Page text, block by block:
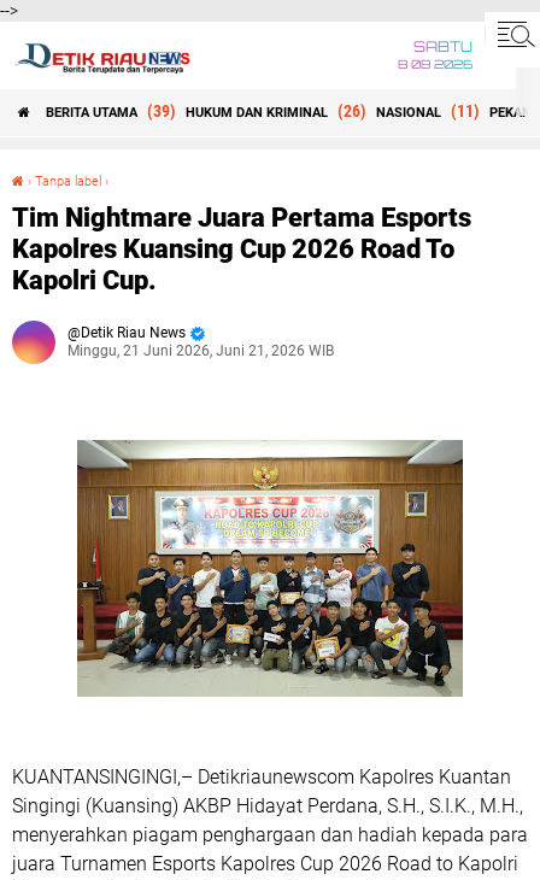
-->
SABTU
8 08 2026
BERITA UTAMA (39) HUKUM DAN KRIMINAL (26) NASIONAL (11)
› Tanpa label ›
Tim Nightmare Juara Pertama Esports
Kapolres Kuansing Cup 2026 Road To
Kapolri Cup.
Detik Riau News
Minggu, 21 Juni 2026, Juni 21, 2026 WIB
KUANTANSINGINGI,– Detikriaunewscom Kapolres Kuantan
Singingi (Kuansing) AKBP Hidayat Perdana, S.H., S.I.K., M.H.,
menyerahkan piagam penghargaan dan hadiah kepada para
juara Turnamen Esports Kapolres Cup 2026 Road to Kapolri